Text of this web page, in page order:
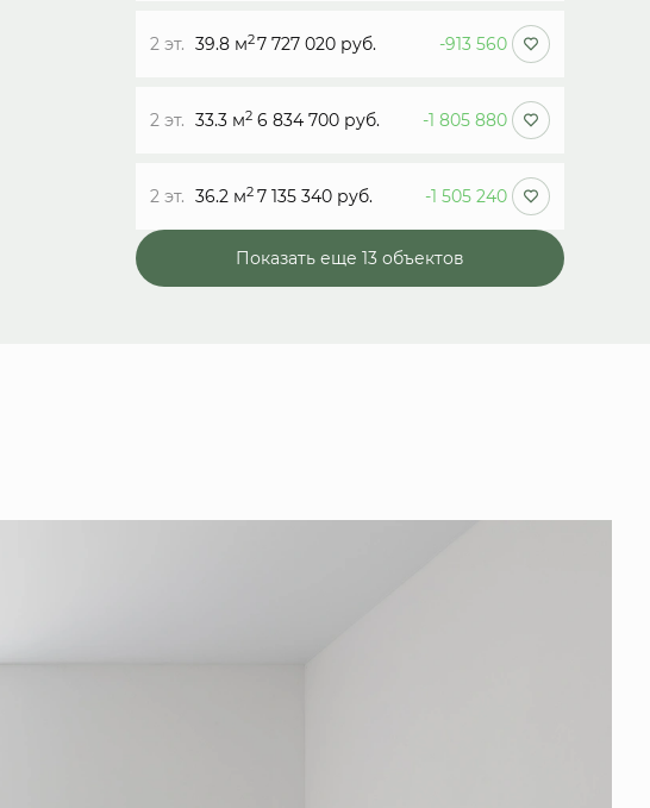
2 эт. 39.8 м27 727 020 руб. -913 560
2 эт. 33.3 м2 6 834 700 руб. -1 805 880
2 эт. 36.2 м2 7 135 340 руб. -1 505 240
Показать еще 13 объектов